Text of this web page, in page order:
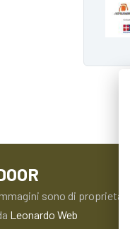
sono di proprietà
Leonardo Web